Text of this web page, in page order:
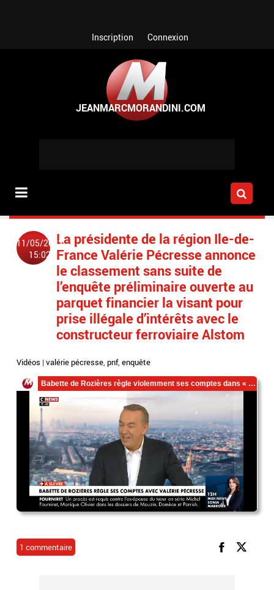
Inscription Connexion
11/05/2023
15:02
La présidente de la région Ile-de-
France Valérie Pécresse annonce
le classement sans suite de
l’enquête préliminaire ouverte au
parquet financier la visant pour
prise illégale d’intérêts avec le
constructeur ferroviaire Alstom
Vidéos |valérie pécresse,pnf,enquête
1 commentaire